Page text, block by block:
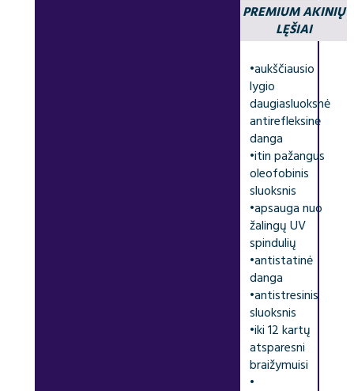
PREMIUM AKINIŲ
LĘŠIAI
•aukščiausio
lygio
daugiasluoksnė
antirefleksinė
danga
•itin pažangus
oleofobinis
sluoksnis
•apsauga nuo
žalingų UV
spindulių
•antistatinė
danga
•antistresinis
sluoksnis
•iki 12 kartų
atsparesni
braižymuisi
•